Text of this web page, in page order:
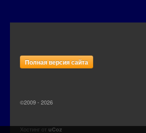
Полная версия сайта
©2009 - 2026
Хостинг от uCoz